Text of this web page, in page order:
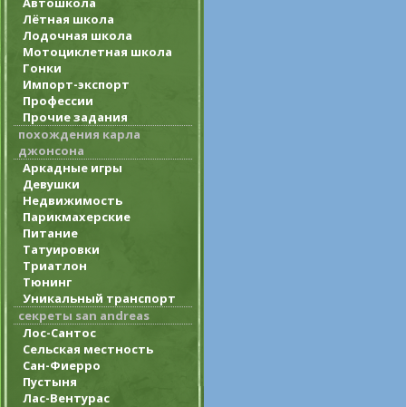
Лётная школа
Лодочная школа
Мотоциклетная школа
Гонки
Импорт-экспорт
Профессии
Прочие задания
похождения карла
джонсона
Аркадные игры
Девушки
Недвижимость
Парикмахерские
Питание
Татуировки
Триатлон
Тюнинг
Уникальный транспорт
секреты san andreas
Лос-Сантос
Сельская местность
Сан-Фиерро
Пустыня
Лас-Вентурас